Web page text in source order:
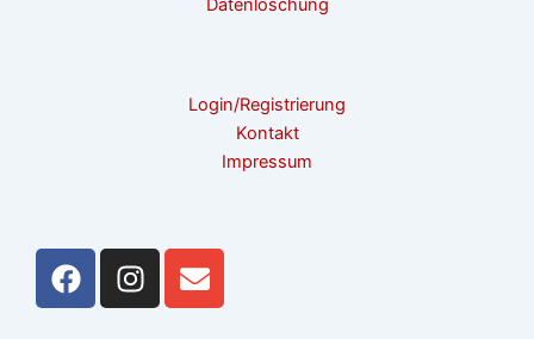
Datenlöschung
Login/Registrierung
Kontakt
Impressum
F
a
I
n
E
n